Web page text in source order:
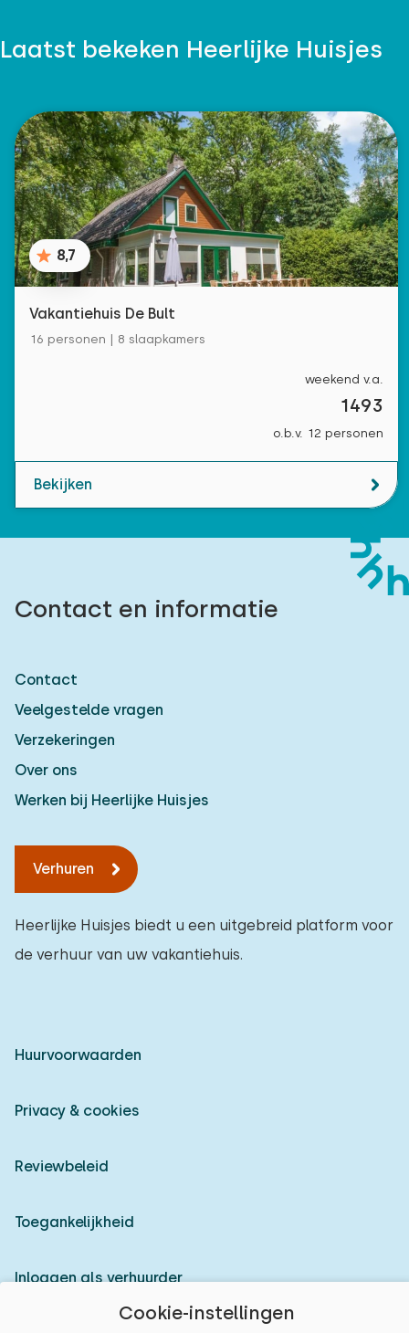
Cookie-instellingen
Laatst bekeken Heerlijke Huisjes
8,7
Vakantiehuis De Bult
16 personen | 8 slaapkamers
weekend v.a.
1493
o.b.v. 12 personen
Bekijken
Contact en informatie
Contact
Veelgestelde vragen
Verzekeringen
Over ons
Werken bij Heerlijke Huisjes
Verhuren
Heerlijke Huisjes biedt u een uitgebreid platform voor
de verhuur van uw vakantiehuis.
Huurvoorwaarden
Privacy & cookies
Reviewbeleid
Toegankelijkheid
Inloggen als verhuurder